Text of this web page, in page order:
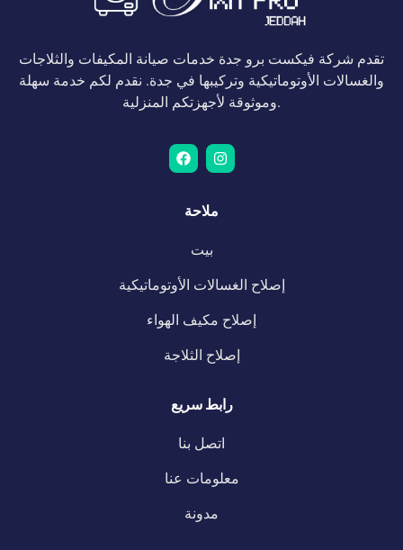
تقدم شركة فيكست برو جدة خدمات صيانة المكيفات والثلاجات
والغسالات الأوتوماتيكية وتركيبها في جدة. نقدم لكم خدمة سهلة
وموثوقة لأجهزتكم المنزلية.
ملاحة
بيت
إصلاح الغسالات الأوتوماتيكية
إصلاح مكيف الهواء
إصلاح الثلاجة
رابط سريع
اتصل بنا
معلومات عنا
مدونة